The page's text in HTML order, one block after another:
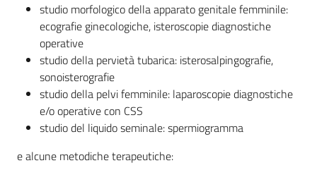
studio morfologico della apparato genitale femminile:
ecografie ginecologiche, isteroscopie diagnostiche
operative
studio della pervietà tubarica: isterosalpingografie,
sonoisterografie
studio della pelvi femminile: laparoscopie diagnostiche
e/o operative con CSS
studio del liquido seminale: spermiogramma
e alcune metodiche terapeutiche: